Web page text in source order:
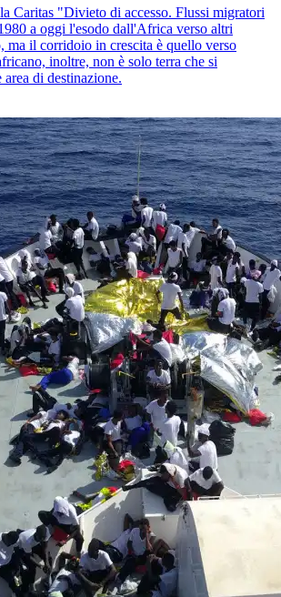
Caritas "Divieto di accesso. Flussi migratori
a oggi l'esodo dall'Africa verso altri
ma il corridoio in crescita è quello verso
inoltre, non è solo terra che si
area di destinazione.